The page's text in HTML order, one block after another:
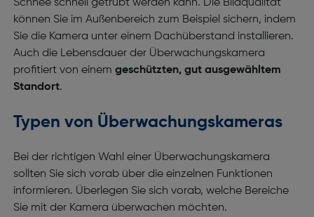
Schnee schnell getrübt werden kann. Die Bildqualität
können Sie im Außenbereich zum Beispiel sichern, indem
Sie die Kamera unter einem Dachüberstand installieren.
Auch die Lebensdauer der Überwachungskamera
profitiert von einem geschützten, gut ausgewähltem
Standort.
Typen von Überwachungskameras
Bei der richtigen Wahl einer Überwachungskamera
sollten Sie sich vorab über die einzelnen Funktionen
informieren. Überlegen Sie sich vorab, welche Bereiche
Sie mit der Kamera überwachen möchten.